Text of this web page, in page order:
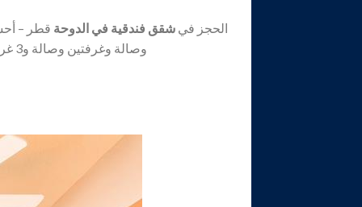
الحجز في شقق فندقية في الدوحة قطر –
وصالة وغرفتين وصالة و3 غرف نوم وصالة، مناسبة للمسافرون العرب الذين يرغبون بالسكن بالقرب من سنتر المدينة في الدوحة.